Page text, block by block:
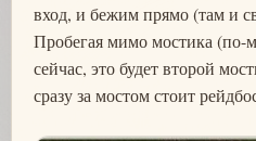
вход, и бежим прямо (там и
Пробегая мимо мостика (по-
сейчас, это будет второй
сразу за мостом стоит